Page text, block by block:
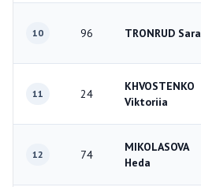
10 96 TRONRUD Sara
11 24
KHVOSTENKO
Viktoriia
12 74
MIKOLASOVA
Heda